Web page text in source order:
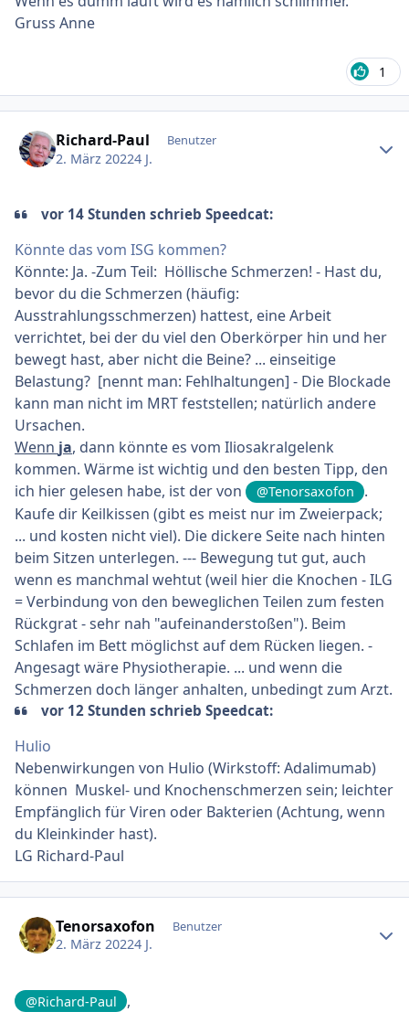
Gruss Anne
1
Richard-Paul Benutzer
2. März 20224 J.
vor 14 Stunden schrieb Speedcat:
Könnte das vom ISG kommen?
Könnte: Ja. -Zum Teil: Höllische Schmerzen! - Hast du,
bevor du die Schmerzen (häufig:
Ausstrahlungsschmerzen) hattest, eine Arbeit
verrichtet, bei der du viel den Oberkörper hin und her
bewegt hast, aber nicht die Beine? ... einseitige
Belastung? [nennt man: Fehlhaltungen] - Die Blockade
kann man nicht im MRT feststellen; natürlich andere
Ursachen.
Wenn ja, dann könnte es vom Iliosakralgelenk
kommen. Wärme ist wichtig und den besten Tipp, den
ich hier gelesen habe, ist der von
@Tenorsaxofon
.
Kaufe dir Keilkissen (gibt es meist nur im Zweierpack;
... und kosten nicht viel). Die dickere Seite nach hinten
beim Sitzen unterlegen. --- Bewegung tut gut, auch
wenn es manchmal wehtut (weil hier die Knochen - ILG
= Verbindung von den beweglichen Teilen zum festen
Rückgrat - sehr nah "aufeinanderstoßen"). Beim
Schlafen im Bett möglichst auf dem Rücken liegen. -
Angesagt wäre Physiotherapie. ... und wenn die
Schmerzen doch länger anhalten, unbedingt zum Arzt.
vor 12 Stunden schrieb Speedcat:
Hulio
Nebenwirkungen von Hulio (Wirkstoff: Adalimumab)
können Muskel- und Knochenschmerzen sein; leichter
Empfänglich für Viren oder Bakterien (Achtung, wenn
du Kleinkinder hast).
LG Richard-Paul
Tenorsaxofon Benutzer
2. März 20224 J.
@Richard-Paul
,